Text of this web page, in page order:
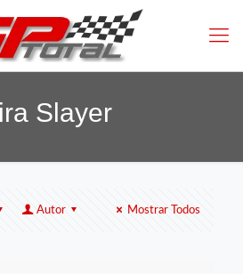
Slayer
Autor Mostrar Todos